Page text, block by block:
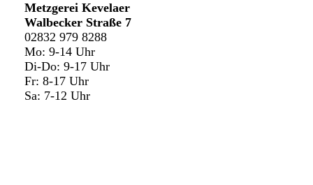
Metzgerei Kevelaer
Walbecker Straße 7
02832 979 8288
Mo: 9-14 Uhr
Di-Do: 9-17 Uhr
Fr: 8-17 Uhr
Sa: 7-12 Uhr